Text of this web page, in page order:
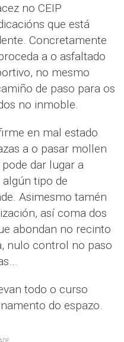
no CEIP
que está
Concretamente
a o asfaltado
no mesmo
de paso para os
no inmoble.
en mal estado
a o pasar mollen
dar lugar a
tipo de
Asimesmo tamén
así coma dos
abondan no recinto
nulo control no paso
todo o curso
do espazo.